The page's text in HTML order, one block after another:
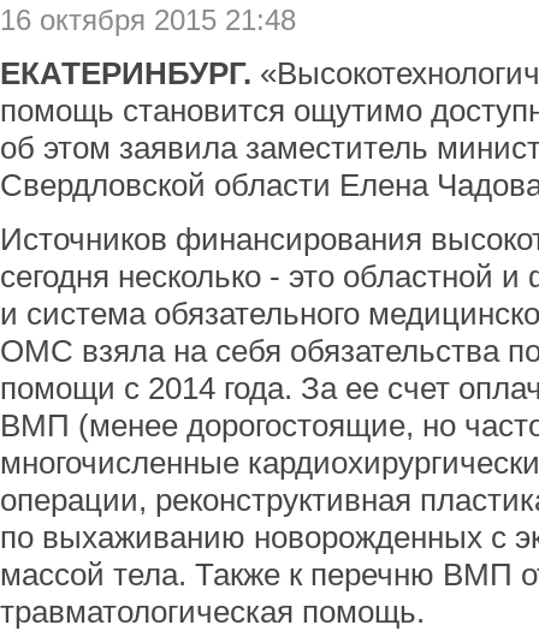
16 октября 2015 21:48
ЕКАТЕРИНБУРГ.
помощь становится ощутимо
об этом заявила заместитель
Свердловской области Елена
Источников финансирования
сегодня несколько - это областной
и система обязательного
ОМС взяла на себя обязательства
помощи с 2014 года. За ее счет
ВМП (менее дорогостоящие, но
многочисленные
операции, реконструктивная
по выхаживанию новорожденных с
массой тела. Также к перечню ВМП
травматологическая помощь.